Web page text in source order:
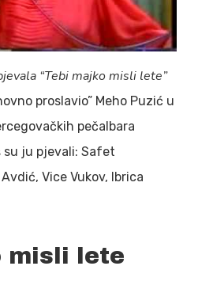
“Tebi majko misli lete”
proslavio” Meho Puzić u
pečalbara
su ju pjevali: Safet
Vice Vukov, Ibrica
misli lete